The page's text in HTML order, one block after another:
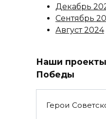
Декабрь
Сентябрь
Август 2024
Наши
Победы
Герои